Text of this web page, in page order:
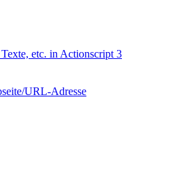
etc. in Actionscript 3
URL-Adresse